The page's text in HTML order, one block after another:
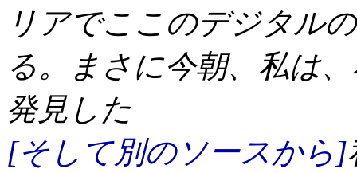
リアでここのデジタル
る。まさに今朝、私は
発見した
[そして別のソースから]